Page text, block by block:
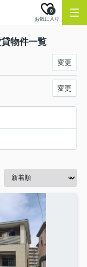
お気に入り
0
物件一覧
変更
変更